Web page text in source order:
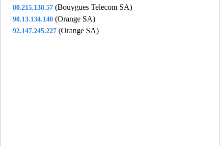
mar92- Montrouge (14 km)
mas91 - Massy (13 km)
mes78- Le Mesnil-Saint-Denis (14 km)
80.215.138.57 (Bouygues Telecom SA)
90.13.134.140 (Orange SA)
92.147.245.227 (Orange SA)